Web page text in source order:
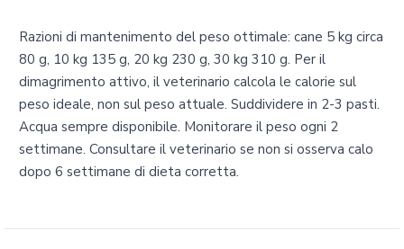
Razioni di mantenimento del peso ottimale: cane 5 kg circa
80 g, 10 kg 135 g, 20 kg 230 g, 30 kg 310 g. Per il
dimagrimento attivo, il veterinario calcola le calorie sul
peso ideale, non sul peso attuale. Suddividere in 2-3 pasti.
Acqua sempre disponibile. Monitorare il peso ogni 2
settimane. Consultare il veterinario se non si osserva calo
dopo 6 settimane di dieta corretta.